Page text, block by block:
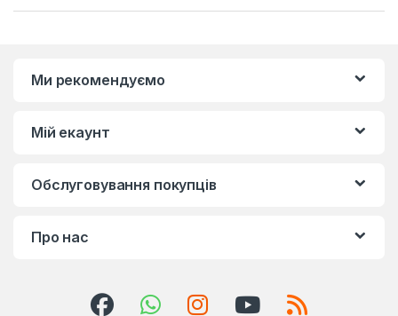
Ми рекомендуємо
Мій екаунт
Обслуговування покупців
Про нас